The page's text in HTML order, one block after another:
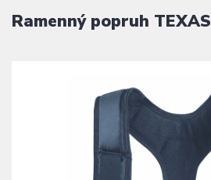
Ramenný popruh TEXAS